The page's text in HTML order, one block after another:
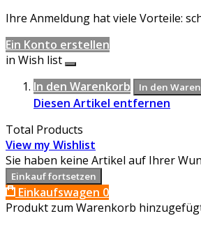
Ihre Anmeldung hat viele Vorteile:
Ein Konto erstellen
in Wish list
In den Warenkorb
In den
Diesen Artikel entfernen
Total Products
View my Wishlist
Sie haben keine Artikel auf Ihrer
Einkauf fortsetzen
Einkaufswagen 0
Produkt zum Warenkorb